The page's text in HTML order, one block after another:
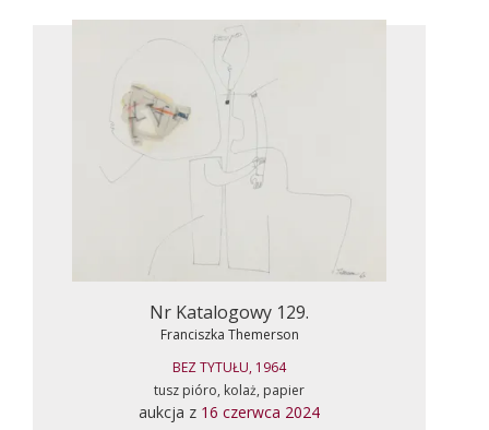
Nr Katalogowy 129.
Franciszka Themerson
BEZ TYTUŁU, 1964
tusz pióro, kolaż, papier
aukcja z 16 czerwca 2024